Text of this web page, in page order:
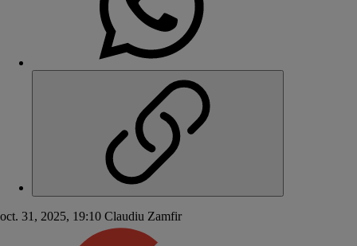
oct. 31, 2025, 19:10 Claudiu Zamfir